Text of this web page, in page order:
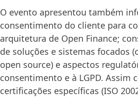
O evento apresentou também
consentimento do cliente para
arquitetura de Open Finance;
de soluções e sistemas focados
open source) e aspectos
consentimento e à LGPD.
certificações específicas (ISO